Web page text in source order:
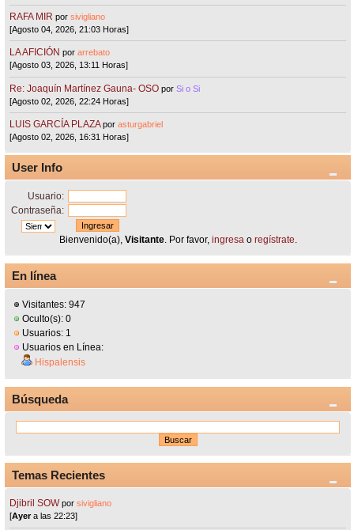
RAFA MIR porsivigliano
[Agosto 04, 2026, 21:03 Horas]
LA AFICIÓN porarrebato
[Agosto 03, 2026, 13:11 Horas]
Re: Joaquín Martínez Gauna- OSO porSi o Si
[Agosto 02, 2026, 22:24 Horas]
LUIS GARCÍA PLAZA porasturgabriel
[Agosto 02, 2026, 16:31 Horas]
User Info
Usuario:
Contraseña:
Bienvenido(a), Visitante. Por favor, ingresao regístrate.
En línea
Visitantes: 947
Oculto(s): 0
Usuarios: 1
Usuarios en Línea:
Hispalensis
Búsqueda
Temas Recientes
Djibril SOW porsivigliano
[Ayera las 22:23]